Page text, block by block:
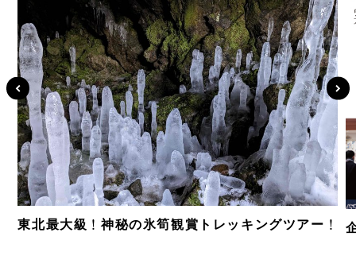
東北最大級！神秘の氷筍観賞トレッキングツアー！